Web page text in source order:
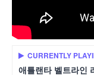
CURRENTLY
애틀랜타 벨트라인